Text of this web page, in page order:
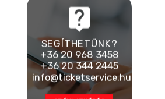
SEGÍTHETÜNK?
+36 20 968 3458
+36 20 344 2445
info@ticketservice.hu